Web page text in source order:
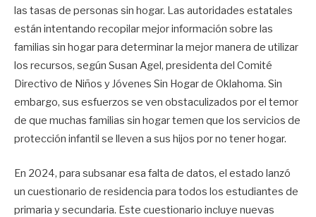
las tasas de personas sin hogar. Las autoridades estatales
están intentando recopilar mejor información sobre las
familias sin hogar para determinar la mejor manera de utilizar
los recursos, según Susan Agel, presidenta del Comité
Directivo de Niños y Jóvenes Sin Hogar de Oklahoma. Sin
embargo, sus esfuerzos se ven obstaculizados por el temor
de que muchas familias sin hogar temen que los servicios de
protección infantil se lleven a sus hijos por no tener hogar.
En 2024, para subsanar esa falta de datos, el estado lanzó
un cuestionario de residencia para todos los estudiantes de
primaria y secundaria. Este cuestionario incluye nuevas